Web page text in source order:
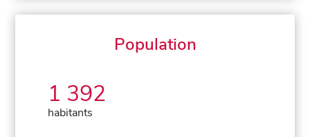
Population
1 392
habitants